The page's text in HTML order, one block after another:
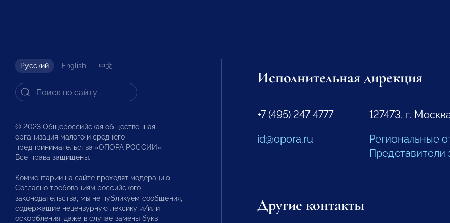
Русский English 中文
© 2023 Общероссийская общественная
организация малого и среднего
предпринимательства «ОПОРА РОССИИ».
Все права защищены.
Комментарии на сайте проходят модерацию.
Согласно требованиям российского
законодательства, мы не публикуем сообщения,
содержащие нецензурную лексику и/или
оскорбления, даже в случае замены букв
Исполнительная дирекция
+7 (495) 247 4777
id@opora.ru
127473, г.
Региональные
Представители
Другие контакты